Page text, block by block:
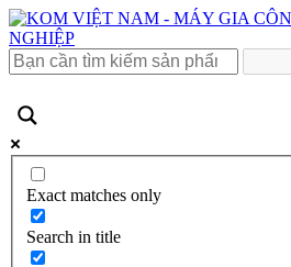
Exact matches only
Search in title